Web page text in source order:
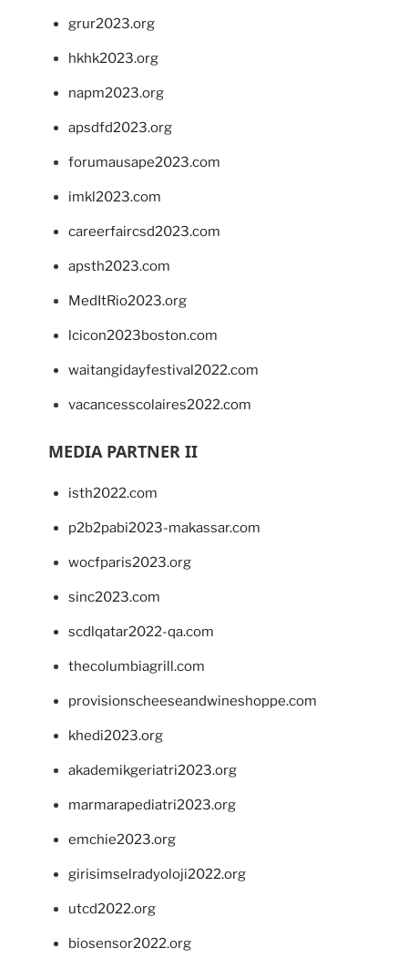
grur2023.org
hkhk2023.org
napm2023.org
apsdfd2023.org
forumausape2023.com
imkl2023.com
careerfaircsd2023.com
apsth2023.com
MedItRio2023.org
lcicon2023boston.com
waitangidayfestival2022.com
vacancesscolaires2022.com
MEDIA PARTNER II
isth2022.com
p2b2pabi2023-makassar.com
wocfparis2023.org
sinc2023.com
scdlqatar2022-qa.com
thecolumbiagrill.com
provisionscheeseandwineshoppe.com
khedi2023.org
akademikgeriatri2023.org
marmarapediatri2023.org
emchie2023.org
girisimselradyoloji2022.org
utcd2022.org
biosensor2022.org